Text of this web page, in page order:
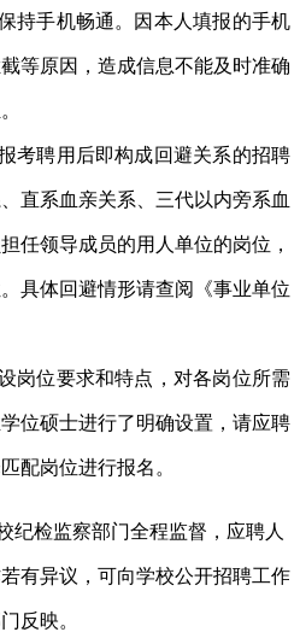
持手机畅通。因本人填报的手机
等原因，造成信息不能及时准确
考聘用后即构成回避关系的招聘
直系血亲关系、三代以内旁系血
任领导成员的用人单位的岗位，
具体回避情形请查阅《事业单位
岗位要求和特点，对各岗位所需
位硕士进行了明确设置，请应聘
配岗位进行报名。
纪检监察部门全程监督，应聘人
有异议，可向学校公开招聘工作
反映。